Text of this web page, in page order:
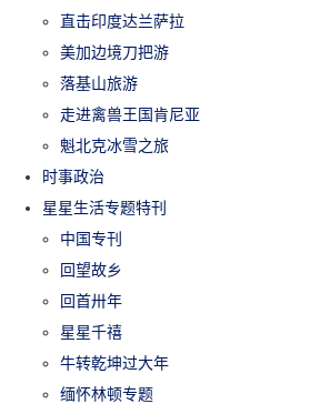
直击印度达兰萨拉
美加边境刀把游
落基山旅游
走进禽兽王国肯尼亚
魁北克冰雪之旅
时事政治
星星生活专题特刊
中国专刊
回望故乡
回首卅年
星星千禧
牛转乾坤过大年
缅怀林顿专题